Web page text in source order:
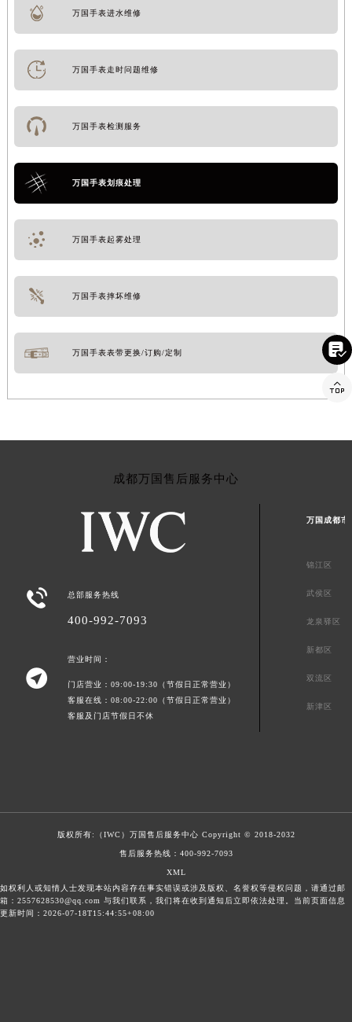
万国手表进水维修
万国手表走时问题维修
万国手表检测服务
万国手表划痕处理
万国手表起雾处理
万国手表摔坏维修
万国手表表带更换/订购/定制
成都万国售后服务中心
 总部服务热线
400-992-7093

营业时间：
门店营业：09:00-19:30（节假日正常营业）
客服在线：08:00-22:00（节假日正常营业）
客服及门店节假日不休
万国成都市
锦江区
武侯区
龙泉驿区
新都区
双流区
新津区
版权所有:（IWC） 万国售后服务中心 Copyright © 2018-2032
售后服务热线： 400-992-7093
XML
如权利人或知情人士发现本站内容存在事实错误或涉及版权、名誉权等侵权问题，请通过邮
箱：2557628530@qq.com 与我们联系，我们将在收到通知后立即依法处理。当前页面信息
更新时间：2026-07-18T15:44:55+08:00

